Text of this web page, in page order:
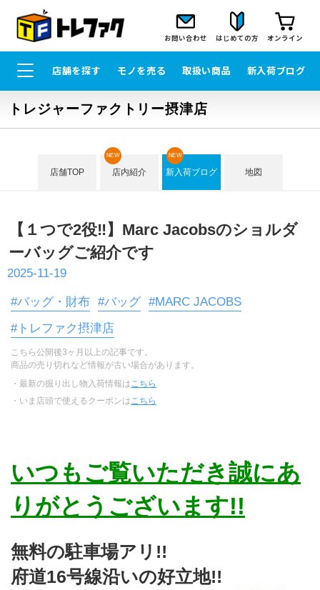
お問い合わせ はじめての方 オンライン
店舗を探す モノを売る 取扱い商品 新入荷ブログ
トレジャーファクトリー摂津店
店舗TOP 店内紹介
NEW
新入荷ブログ
NEW
地図
【１つで2役‼】Marc Jacobsのショルダ
ーバッグご紹介です
2025-11-19
#バッグ・財布 #バッグ #MARC JACOBS
#トレファク摂津店
こちら公開後3ヶ月以上の記事です。
商品の売り切れなど情報が古い場合があります。
・最新の掘り出し物入荷情報は こちら
・いま店頭で使えるクーポンは こちら
いつもご覧いただき誠にあ
りがとうございます!!
無料の駐車場アリ!!
府道16号線沿いの好立地!!